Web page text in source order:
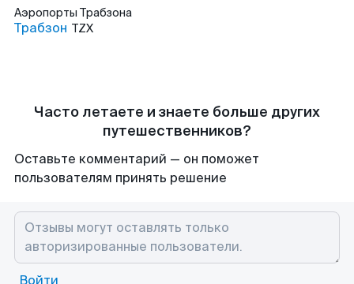
Аэропорты Трабзона
Трабзон TZX
Часто летаете и знаете больше других
путешественников?
Оставьте комментарий — он поможет
пользователям принять решение
Войти